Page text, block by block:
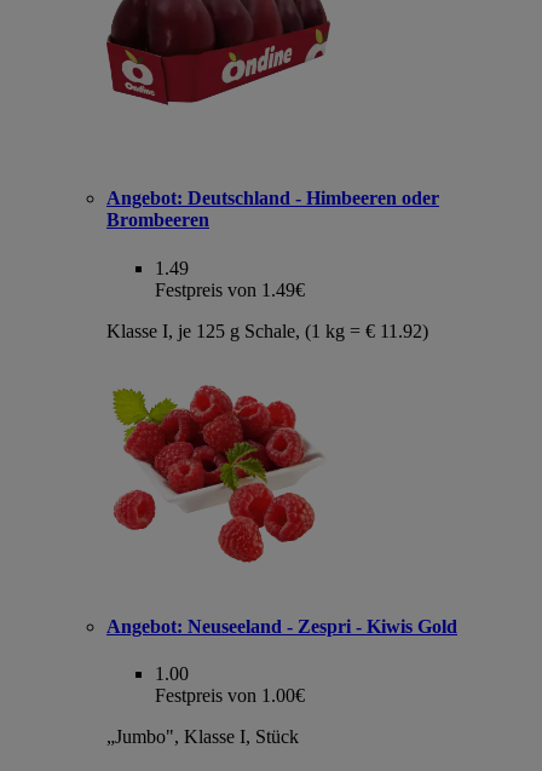
Angebot: Deutschland - Himbeeren oder
Brombeeren
1.49
Festpreis von 1.49€
Klasse I, je 125 g Schale, (1 kg = € 11.92)
Angebot: Neuseeland - Zespri - Kiwis Gold
1.00
Festpreis von 1.00€
„Jumbo", Klasse I, Stück